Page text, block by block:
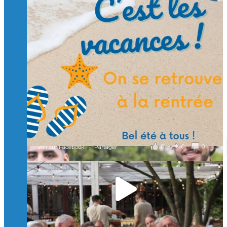
Charger plus Suivre sur Instagram
🙏 Soutenez l’Isep via la taxe d’apprentissage 2026
et contribuons ensemble à former les générations
d’ingénieurs de demain. 🙏
Merci à tous !
🎯 Taxe d’apprentissage 2026 : avec l'Isep, investissez pour
un numérique au service de l'humain !
À l’Isep, nous formons des ingénieurs, des bachelors, des
Mastères Spécialisés, qui allient excellence technologique et
valeurs humaines, au cœur de notre pro
...Voir plus
il y a 2 mois
0 0 0
Voir sur Facebook · Partager
🚀Afterwork à Genève 🚀
🥳 Le 22 avril dernier, 14 Alumni vivant / travaillant
en Suisse ont partagé un moment convivial de
retrouvailles et d'échanges !